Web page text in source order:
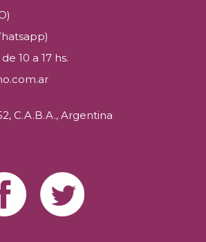
10 a 17 hs.
C.A.B.A., Argentina